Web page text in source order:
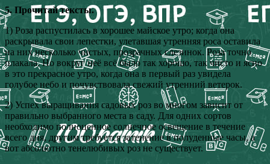
5. Прочитай тексты.
1) Роза распустилась в хорошее майское утро; когда она
раскрывала свои лепестки, улетавшая утренняя роса оставила
на них несколько чистых, прозрачных слезинок. Роза точно
плакала. Но вокруг неё всё было так хорошо, так чисто и ясно
в это прекрасное утро, когда она в первый раз увидела
голубое небо и почувствовала свежий утренний ветерок.
2) Успех выращивания садовых роз во многом зависит от
правильно выбранного места в саду. Для одних сортов
необходимо полноценное солнечное освещение в течение
всего дня, другим требуется затенение в полуденные часы, а
вот абсолютно тенелюбивых роз не существует.